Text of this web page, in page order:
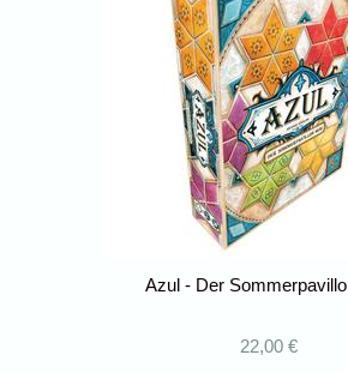
Azul - Der
22,00 €